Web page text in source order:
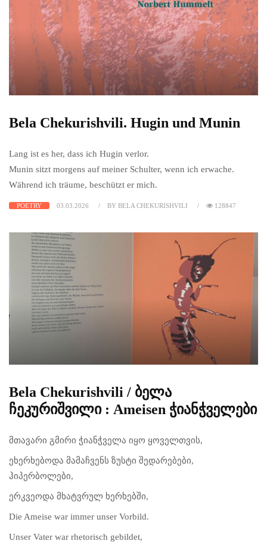
Bela Chekurishvili. Hugin und Munin
Lang ist es her, dass ich Hugin verlor.
Munin sitzt morgens auf meiner Schulter, wenn ich erwache.
Während ich träume, beschützt er mich.
POETRY 03.03.2026 BY BELA CHEKURISHVILI 128847
Bela Chekurishvili / ბელა
ჩეკურიშვილი : Ameisen ჭიანჭველები
მთავარი გმირი ჭიანჭველა იყო ყოველთვის,
ეხერხებოდა მამაჩვენს ზუსტი შედარებები,
ჰიპერბოლები,
ერკვეოდა მხატვრულ ხერხებში,
Die Ameise war immer unser Vorbild.
Unser Vater war rhetorisch gebildet,